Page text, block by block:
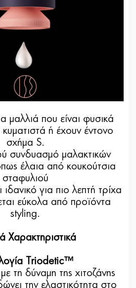
μαλλιά που είναι φυσικά
ή έχουν έντονο
σχήμα S.
συνδυασμό μαλακτικών
έλαια από κουκούτσια
σταφυλιού
ιδανικό για πιο λεπτή τρίχα
εύκολα από προϊόντα
styling.
Χαρακτηριστικά
Triodetic™
τη δύναμη της χιτοζάνης
την ελαστικότητα στο